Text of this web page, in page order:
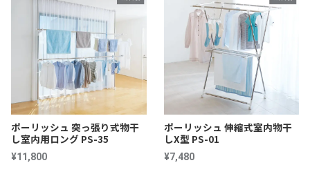
ポーリッシュ 突っ張り式物干
し室内用ロング PS-35
¥11,800
ポーリッシュ 伸縮式室内物干
しX型 PS-01
¥7,480